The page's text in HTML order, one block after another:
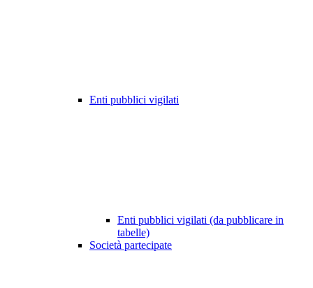
Enti pubblici vigilati
Enti pubblici vigilati (da pubblicare in
tabelle)
Società partecipate